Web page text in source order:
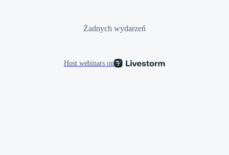
Żadnych wydarzeń
Host webinars on